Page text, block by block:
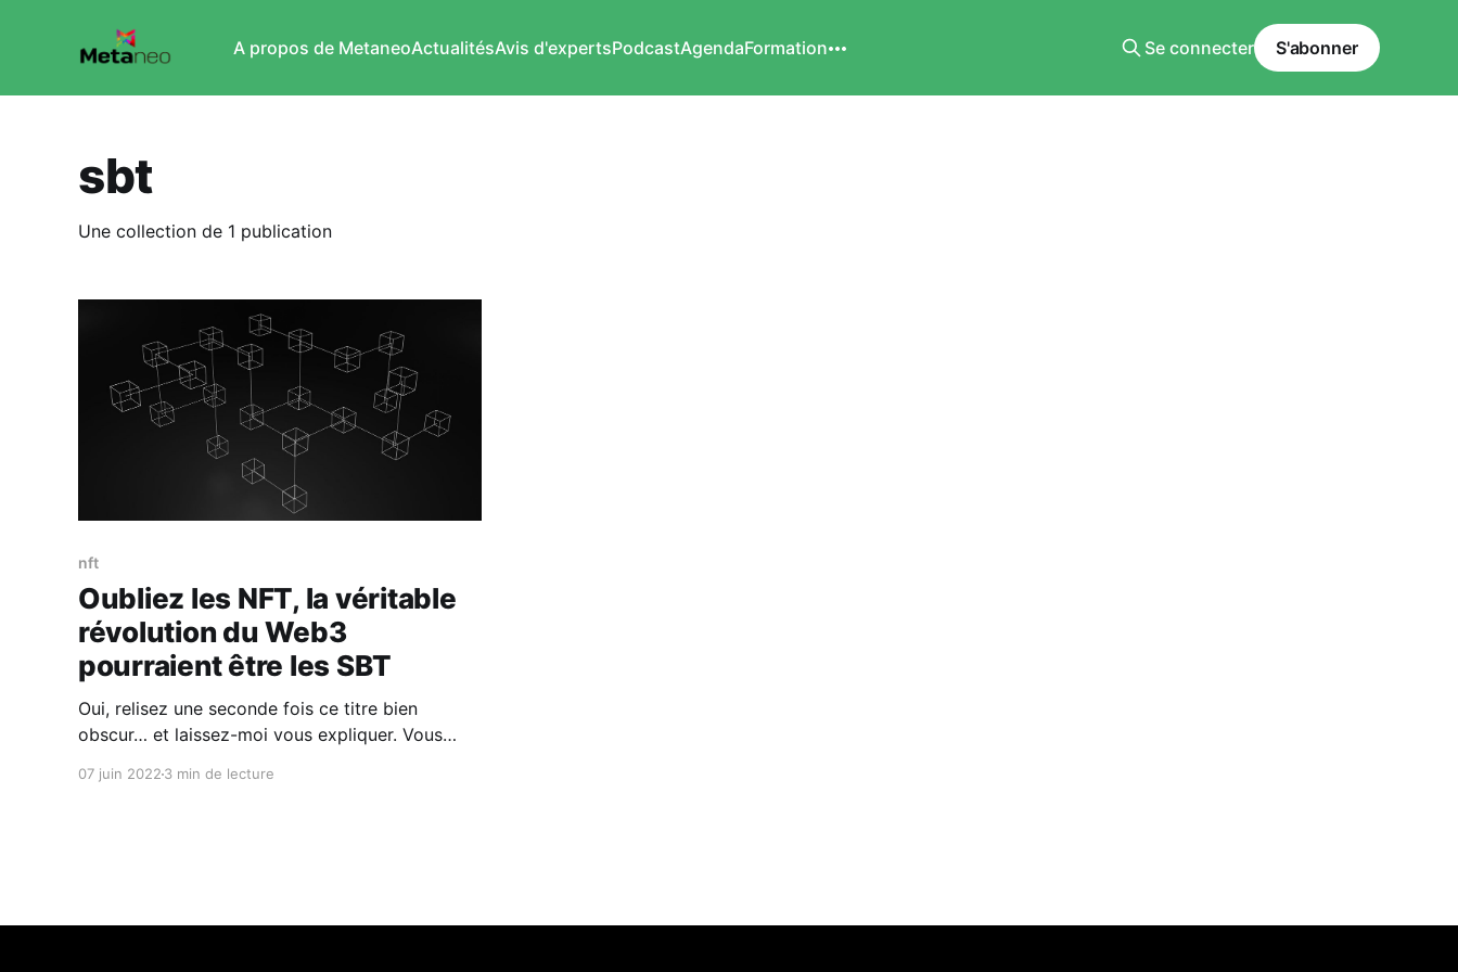
A propos de MetaneoActualitésAvis d'expertsPodcastAgendaFormation Se connecter S'abonner
sbt
Une collection de 1 publication
nft
Oubliez les NFT, la véritable
révolution du Web3
pourraient être les SBT
Oui, relisez une seconde fois ce titre bien
obscur… et laissez-moi vous expliquer. Vous
et donc transférables, qui ont entrainé
07 juin 2022 3 min de lecture